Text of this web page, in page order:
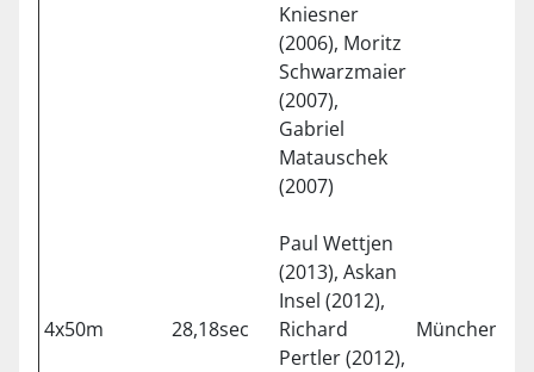
Kniesner
(2006), Moritz
Schwarzmaier
(2007),
Gabriel
Matauschek
(2007)
4x50m 28,18sec
Paul Wettjen
(2013), Askan
Insel (2012),
Richard
Pertler (2012),
München